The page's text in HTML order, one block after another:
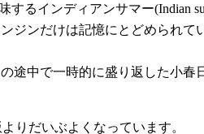
するインディアンサマー(Indian
ジンだけは記憶にとどめられ
途中で一時的に盛り返した小
りだいぶよくなっています。